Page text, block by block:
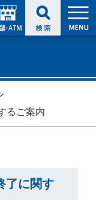
るご案内
了に関す